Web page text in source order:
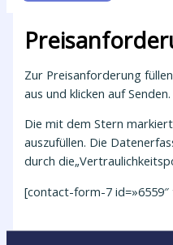
Zur Preisanforderung
aus und klicken auf Senden.
Die mit dem Stern
auszufüllen. Die
durch
[contact-form-7 id=»6559″